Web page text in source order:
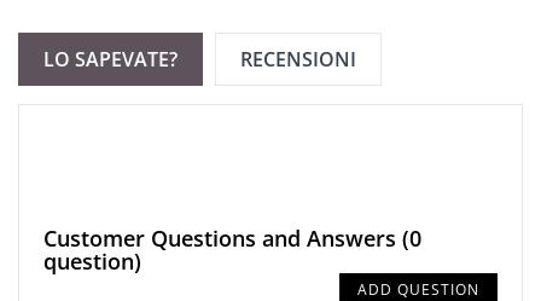
LO SAPEVATE? RECENSIONI
Customer Questions and Answers (0
question)
ADD QUESTION